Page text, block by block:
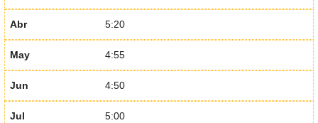
Abr 5:20
May 4:55
Jun 4:50
Jul 5:00